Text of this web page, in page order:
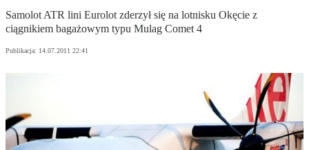
Samolot ATR lini Eurolot zderzył się na lotnisku Okęcie z
ciągnikiem bagażowym typu Mulag Comet 4
Publikacja: 14.07.2011 22:41